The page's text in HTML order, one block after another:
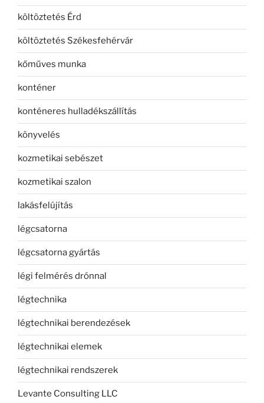
költöztetés Érd
költöztetés Székesfehérvár
kőműves munka
konténer
konténeres hulladékszállítás
könyvelés
kozmetikai sebészet
kozmetikai szalon
lakásfelújítás
légcsatorna
légcsatorna gyártás
légi felmérés drónnal
légtechnika
légtechnikai berendezések
légtechnikai elemek
légtechnikai rendszerek
Levante Consulting LLC